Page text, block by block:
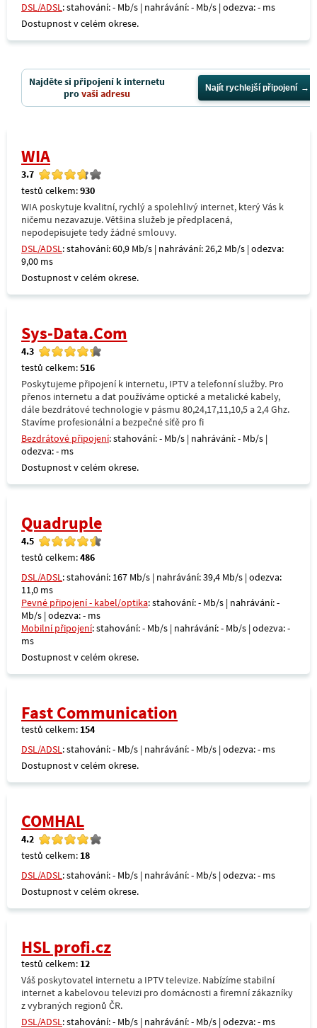
DSL/ADSL: stahování: - Mb/s | nahrávání: - Mb/s | odezva: - ms
Dostupnost v celém okrese.
Najděte si připojení k internetu
provaši adresu Najít rychlejší připojení
WIA
3.7
testů celkem:930
WIA poskytuje kvalitní, rychlý a spolehlivý internet, který Vás k
ničemu nezavazuje. Většina služeb je předplacená,
nepodepisujete tedy žádné smlouvy.
DSL/ADSL: stahování: 60,9 Mb/s | nahrávání: 26,2 Mb/s | odezva:
9,00 ms
Dostupnost v celém okrese.
Sys-Data.Com
4.3
testů celkem:516
Poskytujeme připojení k internetu, IPTV a telefonní služby. Pro
přenos internetu a dat používáme optické a metalické kabely,
dále bezdrátové technologie v pásmu 80,24,17,11,10,5 a 2,4 Ghz.
Stavíme profesionální a bezpečné síťě pro fi
Bezdrátové připojení: stahování: - Mb/s | nahrávání: - Mb/s |
odezva: - ms
Dostupnost v celém okrese.
Quadruple
4.5
testů celkem:486
DSL/ADSL: stahování: 167 Mb/s | nahrávání: 39,4 Mb/s | odezva:
11,0 ms
Pevné připojení - kabel/optika: stahování: - Mb/s | nahrávání: -
Mb/s | odezva: - ms
Mobilní připojení: stahování: - Mb/s | nahrávání: - Mb/s | odezva: -
ms
Dostupnost v celém okrese.
Fast Communication
testů celkem: 154
DSL/ADSL: stahování: - Mb/s | nahrávání: - Mb/s | odezva: - ms
Dostupnost v celém okrese.
COMHAL
4.2
testů celkem: 18
DSL/ADSL: stahování: - Mb/s | nahrávání: - Mb/s | odezva: - ms
Dostupnost v celém okrese.
HSL profi.cz
testů celkem: 12
Váš poskytovatel internetu a IPTV televize. Nabízíme stabilní
internet a kabelovou televizi pro domácnosti a firemní zákazníky
z vybraných regionů ČR.
DSL/ADSL: stahování: - Mb/s | nahrávání: - Mb/s | odezva: - ms